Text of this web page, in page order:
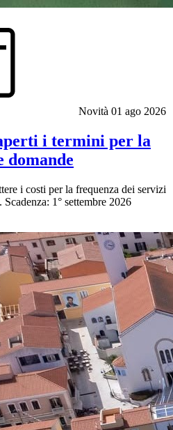
Novità 01 ago 2026
i termini per la
domande
i costi per la frequenza dei servizi
1° settembre 2026